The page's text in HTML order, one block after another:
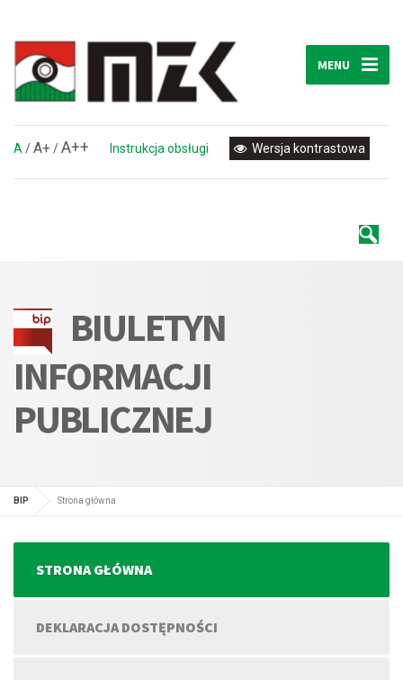
MENU
A/A+/A++ Instrukcja obsługi Wersja kontrastowa
BIULETYN
INFORMACJI
PUBLICZNEJ
BIP Strona główna
STRONA GŁÓWNA
DEKLARACJA DOSTĘPNOŚCI